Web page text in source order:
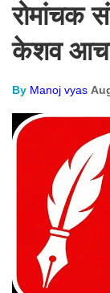
रोमांचक
केशव
By Manoj vyas